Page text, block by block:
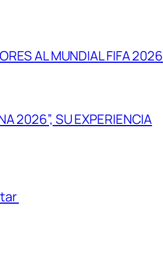
AL MUNDIAL FIFA 2026
2026”, SU EXPERIENCIA